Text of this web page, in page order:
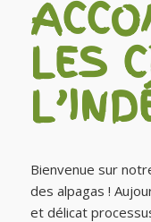
LES
Bienvenue sur
des alpagas !
et délicat